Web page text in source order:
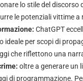
lo stile del
le potenziali vittime
ChatGPT
ideale per scopi di
che riflettono una
oltre a generare un
di programmazione.